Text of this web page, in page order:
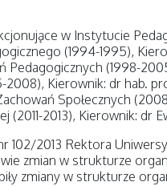
w Instytucie
(1994-1995),
Pedagogicznych (1998-
2008), Kierownik: dr hab.
Społecznych
(2011-2013), Kierownik: dr
102/2013 Rektora
zmian w strukturze
zmiany w strukturze